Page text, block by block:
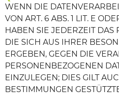
WENN DIE
VON ART. 6 ABS. 1 LIT. E
HABEN SIE JEDERZEIT DAS
DIE SICH AUS IHRER
ERGEBEN, GEGEN DIE
PERSONENBEZOGENEN
EINZULEGEN; DIES GILT
BESTIMMUNGEN